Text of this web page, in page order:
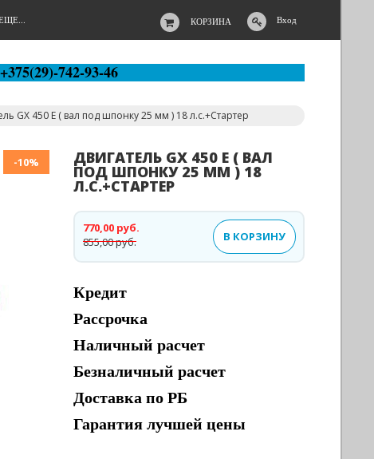
КОРЗИНА Вход
+375(29)-742-93-46
GX 450 E ( вал под шпонку 25 мм ) 18 л.с.+Стартер
-10% ДВИГАТЕЛЬ GX 450 E ( ВАЛ
ПОД ШПОНКУ 25 ММ ) 18
Л.С.+СТАРТЕР
855,00 руб.
770,00 руб.
В КОРЗИНУ
Кредит
Рассрочка
Наличный расчет
Безналичный расчет
Доставка по РБ
Гарантия лучшей цены